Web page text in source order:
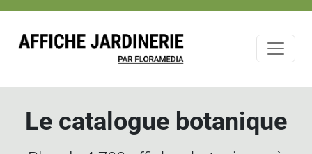
Le catalogue botanique